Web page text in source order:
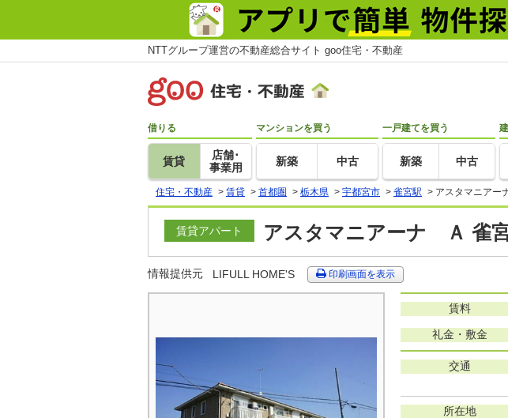
NTTグループ運営の不動産総合サイト goo住宅・不動産
借りる
賃貸
店舗･
事業用
マンションを買う
新築 中古
一戸建てを買う
新築 中古
住宅・不動産 > 賃貸 > 首都圏 > 栃木県 > 宇都宮市 > 雀宮駅 > アスタマニア
賃貸アパート アスタマニアーナ Ａ 雀
情報提供元 LIFULL HOME'S 印刷画面を表示
賃料
礼金・敷金
交通
所在地